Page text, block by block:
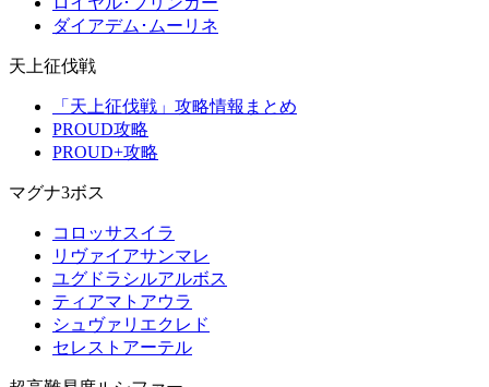
ダイアデム･ムーリネ
天上征伐戦
「天上征伐戦」攻略情報まとめ
PROUD攻略
PROUD+攻略
マグナ3ボス
コロッサスイラ
リヴァイアサンマレ
ユグドラシルアルボス
ティアマトアウラ
シュヴァリエクレド
セレストアーテル